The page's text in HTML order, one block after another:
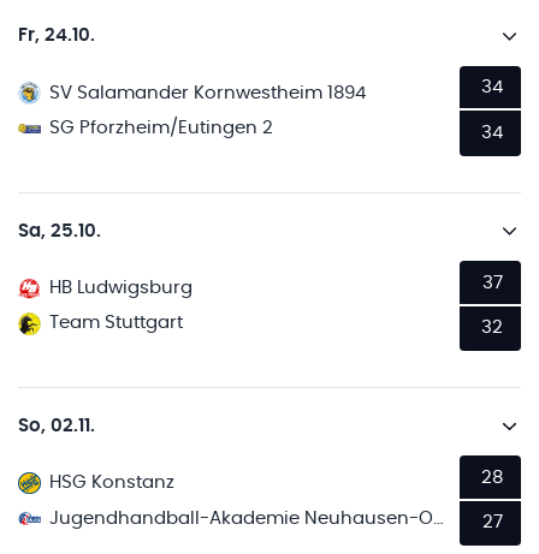
Fr, 24.10.
SV Salamander Kornwestheim 1894
SG Pforzheim/Eutingen 2
34
34
Sa, 25.10.
HB Ludwigsburg
Team Stuttgart
37
32
So, 02.11.
HSG Konstanz
28
27